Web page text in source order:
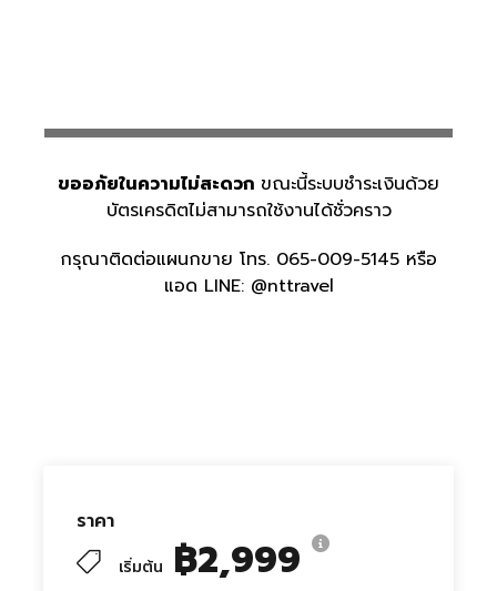
ราคา
เริ่มต้น ฿2,999
ขออภัยในความไม่สะดวก ขณะนี้ระบบชำระเงินด้วย
บัตรเครดิตไม่สามารถใช้งานได้ชั่วคราว
กรุณาติดต่อแผนกขาย โทร. 065-009-5145 หรือ
แอด LINE: @nttravel